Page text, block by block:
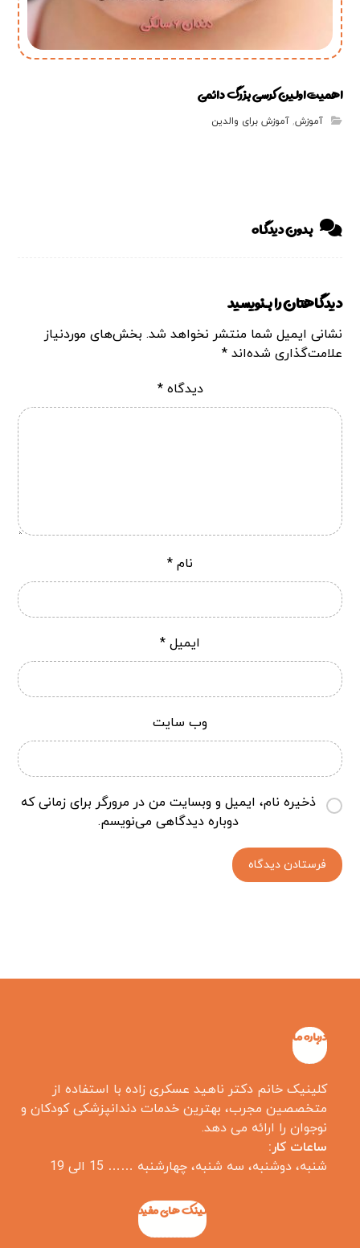
اهمیت اولین كرسی بزرگ دائمی
آموزش,آموزش برای والدین
بدون دیدگاه
دیدگاهتان را بنویسید
نشانی ایمیل شما منتشر نخواهد شد. بخش‌های موردنیاز
علامت‌گذاری شده‌اند*
دیدگاه*
نام *
ایمیل *
وب‌ سایت
ذخیره نام، ایمیل و وبسایت من در مرورگر برای زمانی که
دوباره دیدگاهی می‌نویسم.
درباره ما
کلینیک خانم دکتر ناهید عسکری زاده با استفاده از
متخصصین مجرب، بهترین خدمات دندانپزشکی کودکان و
نوجوان را ارائه می دهد.
ساعات کار:
شنبه، دوشنبه، سه شنبه، چهارشنبه …… 15 الی 19
لینک های مفید